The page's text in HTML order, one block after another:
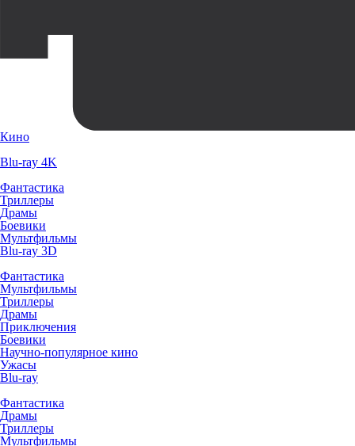
Кино
Blu-ray 4K
Фантастика
Триллеры
Драмы
Боевики
Мультфильмы
Blu-ray 3D
Фантастика
Мультфильмы
Триллеры
Драмы
Приключения
Боевики
Научно-популярное кино
Ужасы
Blu-ray
Фантастика
Драмы
Триллеры
Мультфильмы